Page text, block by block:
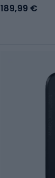
189,99 €